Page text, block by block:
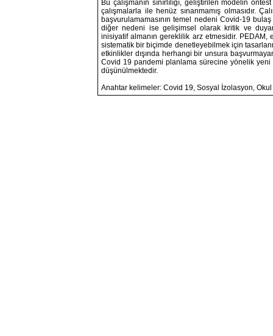
Bu çalışmanın sınırlılığı, geliştirilen modelin
çalışmalarla ile henüz sınanmamış olmasıdır.
başvurulamamasının temel nedeni Covid-19
diğer nedeni ise gelişimsel olarak kritik ve
inisiyatif almanın gereklilik arz etmesidir.
sistematik bir biçimde denetleyebilmek için
etkinlikler dışında herhangi bir unsura
Covid 19 pandemi planlama sürecine yönelik
düşünülmektedir.
Anahtar kelimeler: Covid 19, Sosyal İzolasyon,